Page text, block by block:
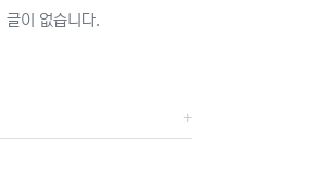
글이 없습니다.